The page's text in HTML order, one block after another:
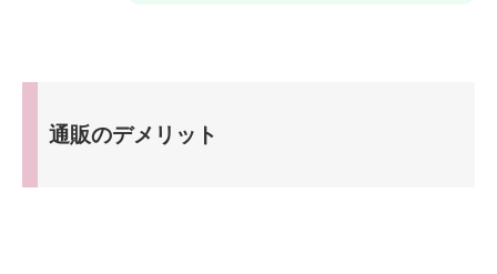
通販のデメリット